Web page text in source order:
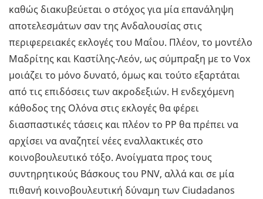
καθώς διακυβεύεται ο στόχος για μία επανάληψη
αποτελεσμάτων σαν της Ανδαλουσίας στις
περιφερειακές εκλογές του Μαΐου. Πλέον, το μοντέλο
Μαδρίτης και Καστίλης-Λεόν, ως σύμπραξη με το Vox
μοιάζει το μόνο δυνατό, όμως και τούτο εξαρτάται
από τις επιδόσεις των ακροδεξιών. Η ενδεχόμενη
κάθοδος της Ολόνα στις εκλογές θα φέρει
διασπαστικές τάσεις και πλέον το ΡΡ θα πρέπει να
αρχίσει να αναζητεί νέες εναλλακτικές στο
κοινοβουλευτικό τόξο. Ανοίγματα προς τους
συντηρητικούς Βάσκους του PNV, αλλά και σε μία
πιθανή κοινοβουλευτική δύναμη των Ciudadanos